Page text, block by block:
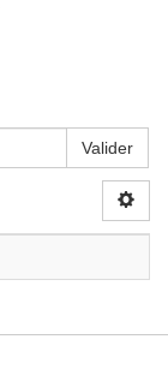
Valider